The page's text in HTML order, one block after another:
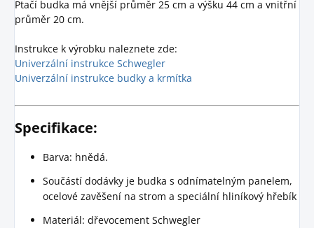
Ptačí budka má vnější průměr 25 cm a výšku 44 cm a vnitřní
průměr 20 cm.
Instrukce k výrobku naleznete zde:
Univerzální instrukce Schwegler
Univerzální instrukce budky a krmítka
Specifikace:
Barva: hnědá.
Součástí dodávky je budka s odnímatelným panelem,
ocelové zavěšení na strom a speciální hliníkový hřebík
Materiál: dřevocement Schwegler